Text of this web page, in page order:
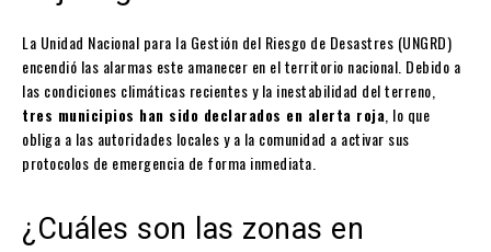
La Unidad Nacional para la Gestión del Riesgo de Desastres (UNGRD)
encendió las alarmas este amanecer en el territorio nacional. Debido a
las condiciones climáticas recientes y la inestabilidad del terreno,
tres municipios han sido declarados en alerta roja, lo que
obliga a las autoridades locales y a la comunidad a activar sus
protocolos de emergencia de forma inmediata.
¿Cuáles son las zonas en